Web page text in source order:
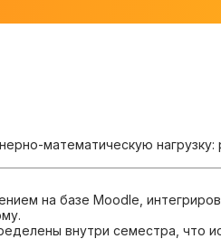
математическую нагрузку:
на базе Moodle,
внутри семестра, что